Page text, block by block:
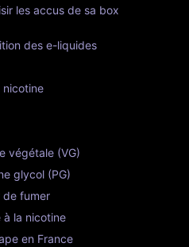
les accus de sa box
des e-liquides
nicotine
végétale (VG)
glycol (PG)
de fumer
la nicotine
en France